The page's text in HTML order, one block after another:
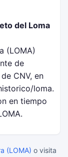
del Loma
(LOMA)
de
CNV, en
loma.
en tiempo
(LOMA) o visita